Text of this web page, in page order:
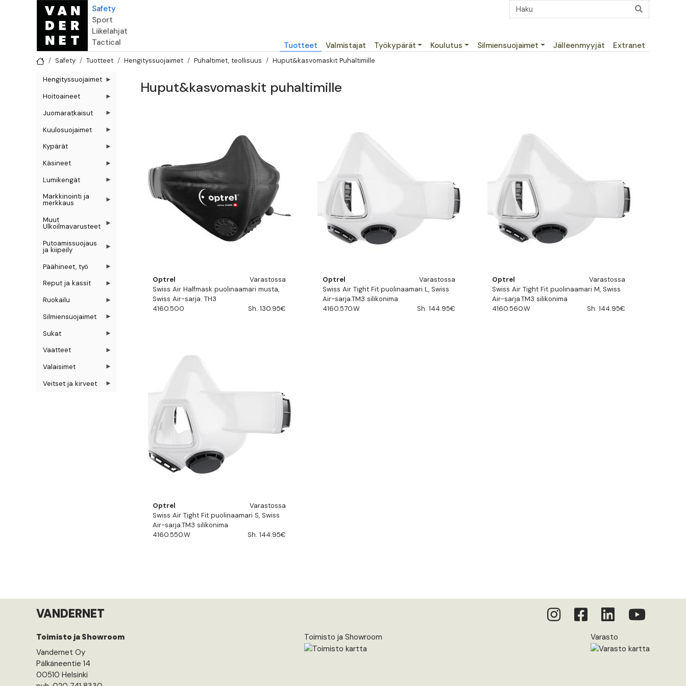
Hyppää pääsisältöön
Safety
Sport
Liikelahjat
Tactical
Päävalikko
Tuotteet Valmistajat Työkypärät Koulutus Silmiensuojaimet Jälleenmyyjät Extranet
Safety Tuotteet Hengityssuojaimet Puhaltimet, teollisuus Huput&kasvomaskit Puhaltimille
Huput&kasvomaskit puhaltimille
Optrel
Varastossa
Swiss Air Halfmask puolinaamari musta,
Swiss Air-sarja. TH3
4160.500
Sh. 130.95€
Optrel
Varastossa
Swiss Air Tight Fit puolinaamari L, Swiss
Air-sarja.TM3 silikonima
4160.570.W
Sh. 144.95€
Optrel
Varastossa
Swiss Air Tight Fit puolinaamari M, Swiss
Air-sarja.TM3 silikonima
4160.560.W
Sh. 144.95€
Optrel
Varastossa
Swiss Air Tight Fit puolinaamari S, Swiss
Air-sarja.TM3 silikonima
4160.550.W
Sh. 144.95€
Hengityssuojaimet
Hoitoaineet
Juomaratkaisut
Kuulosuojaimet
Kypärät
Käsineet
Lumikengät
Markkinointi ja
merkkaus
Muut
Ulkoilmavarusteet
Putoamissuojaus
ja kiipeily
Päähineet, työ
Reput ja kassit
Ruokailu
Silmiensuojaimet
Sukat
Vaatteet
Valaisimet
Veitset ja kirveet
VANDERNET
Toimisto ja Showroom
Vandernet Oy
Pälkäneentie 14
00510 Helsinki
Toimisto ja Showroom Varasto